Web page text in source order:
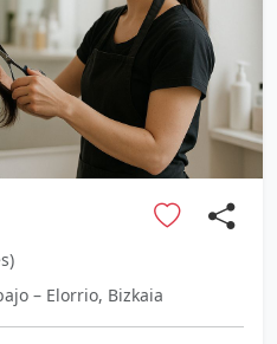
– Elorrio, Bizkaia